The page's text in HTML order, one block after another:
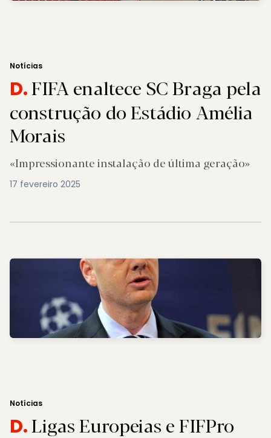
Notícias
D.FIFA enaltece SC Braga pela
construção do Estádio Amélia
Morais
«Impressionante instalação de última geração»
17 fevereiro 2025
Notícias
D.Ligas Europeias e FIFPro